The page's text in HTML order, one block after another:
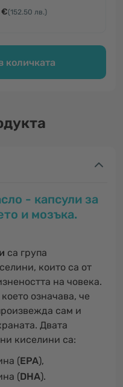
€(152.50 лв.)
количката
- капсули за
и мозъка.
са група
които са от
на човека.
означава, че
сам и
Двата
киселини са:
(EPA),
(DHA).